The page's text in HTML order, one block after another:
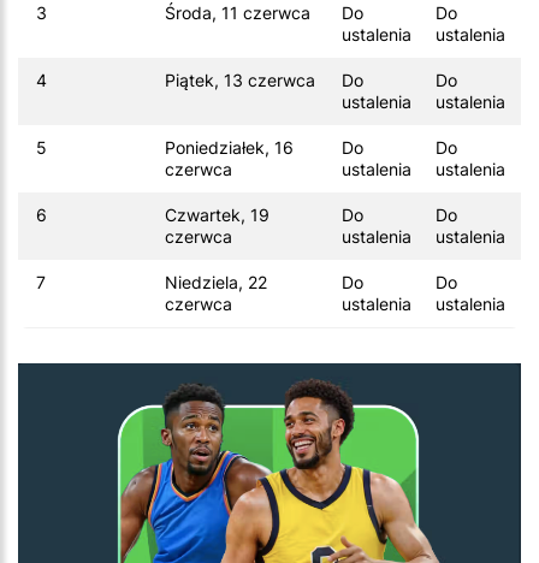
3 Środa, 11 czerwca
Do
ustalenia
Do
ustalenia
4 Piątek, 13 czerwca
Do
ustalenia
Do
ustalenia
5
Poniedziałek, 16
czerwca
Do
ustalenia
Do
ustalenia
6
Czwartek, 19
czerwca
Do
ustalenia
Do
ustalenia
7
Niedziela, 22
czerwca
Do
ustalenia
Do
ustalenia